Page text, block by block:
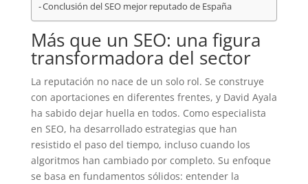
Conclusión del SEO mejor reputado de España
Más que un SEO: una figura
transformadora del sector
La reputación no nace de un solo rol. Se construye
con aportaciones en diferentes frentes, y David Ayala
ha sabido dejar huella en todos. Como especialista
en SEO, ha desarrollado estrategias que han
resistido el paso del tiempo, incluso cuando los
algoritmos han cambiado por completo. Su enfoque
se basa en fundamentos sólidos: entender la